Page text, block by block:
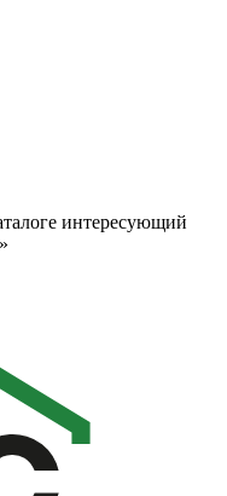
интересующий